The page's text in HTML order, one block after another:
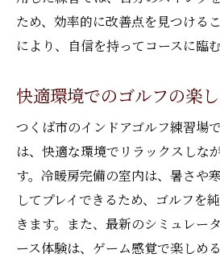
ため、効率的に改善点を見つける
により、自信を持ってコースに臨
快適環境でのゴルフの楽
つくば市のインドアゴルフ練習場
は、快適な環境でリラックスしな
す。冷暖房完備の室内は、暑さや
してプレイできるため、ゴルフを
きます。また、最新のシミュレー
ース体験は、ゲーム感覚で楽しめ